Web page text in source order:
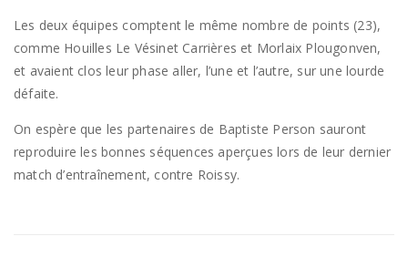
Les deux équipes comptent le même nombre de points (23),
comme Houilles Le Vésinet Carrières et Morlaix Plougonven,
et avaient clos leur phase aller, l’une et l’autre, sur une lourde
défaite.
On espère que les partenaires de Baptiste Person sauront
reproduire les bonnes séquences aperçues lors de leur dernier
match d’entraînement, contre Roissy.